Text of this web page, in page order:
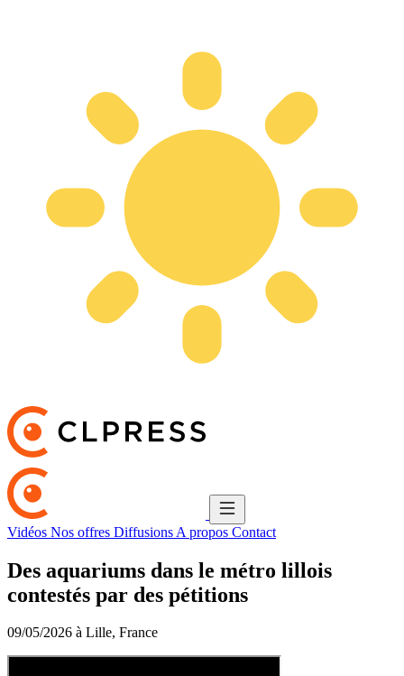
Vidéos Nos offres Diffusions A propos Contact
Des aquariums dans le métro lillois
contestés par des pétitions
09/05/2026 à Lille, France